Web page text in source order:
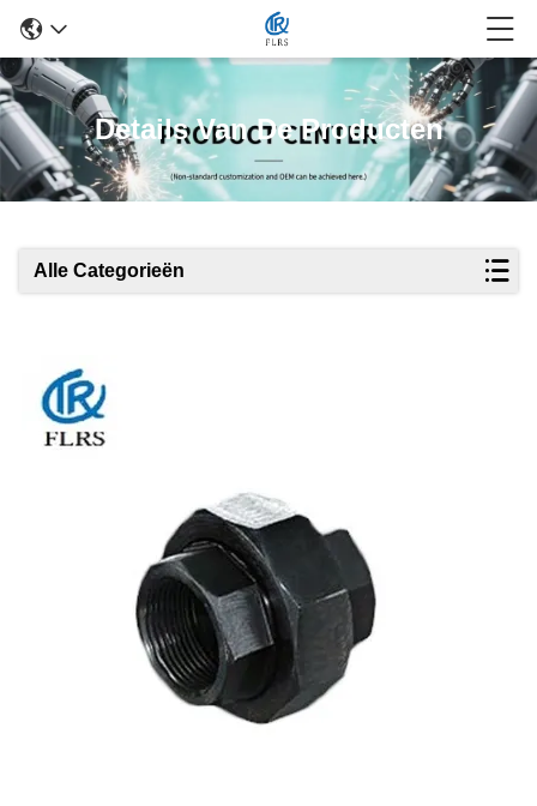
Details Van De Producten
Alle Categorieën